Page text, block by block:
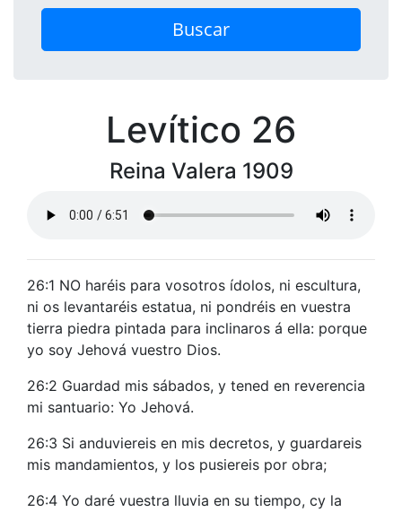
Buscar
Levítico 26
Reina Valera 1909
26:1 NO haréis para vosotros ídolos, ni escultura,
ni os levantaréis estatua, ni pondréis en vuestra
tierra piedra pintada para inclinaros á ella: porque
yo soy Jehová vuestro Dios.
26:2 Guardad mis sábados, y tened en reverencia
mi santuario: Yo Jehová.
26:3 Si anduviereis en mis decretos, y guardareis
mis mandamientos, y los pusiereis por obra;
26:4 Yo daré vuestra lluvia en su tiempo, cy la